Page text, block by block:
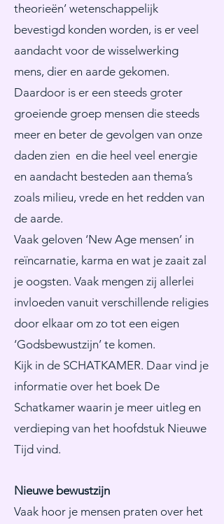
theorieën’ wetenschappelijk
bevestigd konden worden, is er veel
aandacht voor de wisselwerking
mens, dier en aarde gekomen.
Daardoor is er een steeds groter
groeiende groep mensen die steeds
meer en beter de gevolgen van onze
daden zien en die heel veel energie
en aandacht besteden aan thema’s
zoals milieu, vrede en het redden van
de aarde.
Vaak geloven ‘New Age mensen’ in
reïncarnatie, karma en wat je zaait zal
je oogsten. Vaak mengen zij allerlei
invloeden vanuit verschillende religies
door elkaar om zo tot een eigen
‘Godsbewustzijn’ te komen.
Kijk in de SCHATKAMER. Daar vind je
informatie over het boek De
Schatkamer waarin je meer uitleg en
verdieping van het hoofdstuk Nieuwe
Tijd vind.
Nieuwe bewustzijn
Vaak hoor je mensen praten over het